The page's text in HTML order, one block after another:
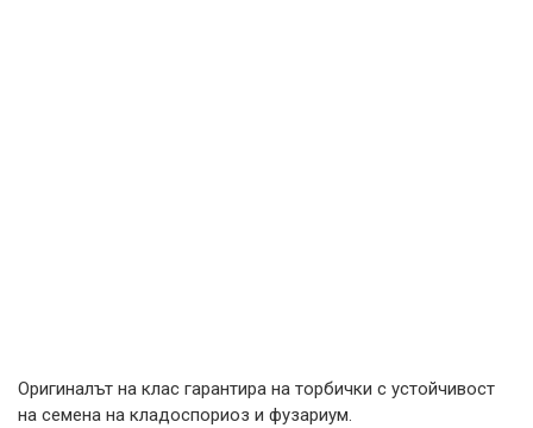
Оригиналът на клас гарантира на торбички с устойчивост
на семена на кладоспориоз и фузариум.